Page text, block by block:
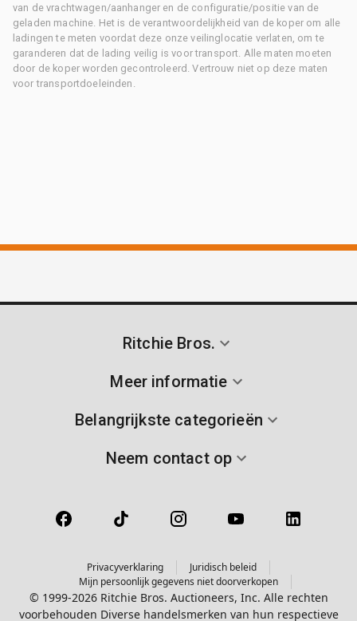
van de vrachtwagen/aanhanger en de configuratie/positie van de
geladen machine. Het is de verantwoordelijkheid van de koper om alle
ladingen te meten voordat deze onze veilinglocatie verlaten, om te
garanderen dat de lading veilig is voor transport. Alle maten moeten
door de koper worden gecontroleerd. Vertrouw niet op deze maten
voor transportdoeleinden.
Ritchie Bros.
Meer informatie
Belangrijkste categorieën
Neem contact op
Privacyverklaring
Juridisch beleid
Mijn persoonlijk gegevens niet doorverkopen
© 1999-2026 Ritchie Bros. Auctioneers, Inc. Alle rechten
voorbehouden Diverse handelsmerken van hun respectieve